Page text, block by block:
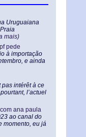
Uruguaiana
mais)
pede
à importação
e ainda
pas intérêt à ce
l’actuel
ana paula
ao canal do
momento, eu já